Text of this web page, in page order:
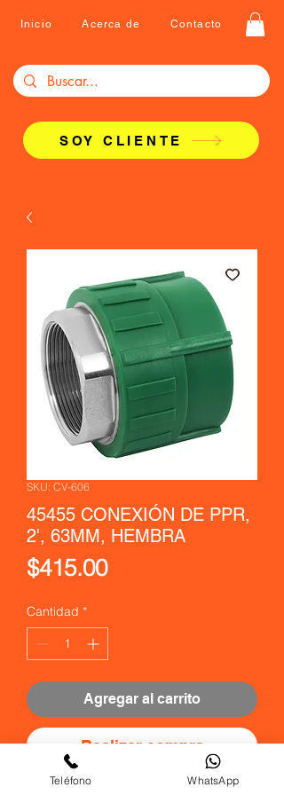
Inicio Acerca de Contacto
SOY CLIENTE
SKU: CV-606
45455 CONEXIÓN DE PPR,
2', 63MM, HEMBRA
$415.00Precio
Cantidad *
Agregar al carrito
Realizar compra
Teléfono WhatsApp